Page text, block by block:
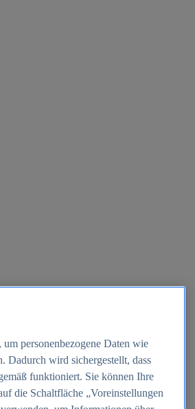
personenbezogene Daten wie
Dadurch wird sichergestellt, dass
funktioniert. Sie können Ihre
die Schaltfläche „Voreinstellungen